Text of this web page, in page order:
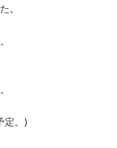
。
定。)